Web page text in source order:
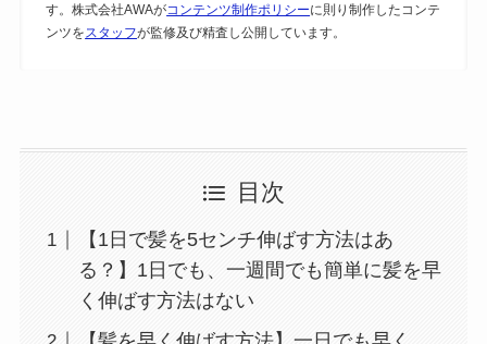
す。株式会社AWAがコンテンツ制作ポリシーに則り制作したコンテ
ンツを スタッフが監修及び精査し公開しています。
目次
【1日で髪を5センチ伸ばす方法はあ
る？】1日でも、一週間でも簡単に髪を早
く伸ばす方法はない